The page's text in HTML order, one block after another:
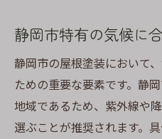
静岡市の実例に見
知られざるタスペ
訣
他の防腐技術との
美しい屋根を保つた
静岡市特有の気候に
静岡市の屋根塗装において
ための重要な要素です。静
地域であるため、紫外線や
選ぶことが推奨されます。